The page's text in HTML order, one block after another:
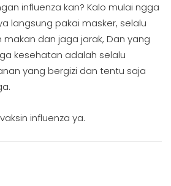
influenza kan? Kalo mulai ngga
langsung pakai masker, selalu
dan jaga jarak, Dan yang
kesehatan adalah selalu
yang bergizi dan tentu saja
influenza ya.